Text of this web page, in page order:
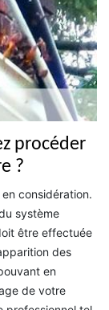
procéder
?
considération.
système
être effectuée
des
en
de votre